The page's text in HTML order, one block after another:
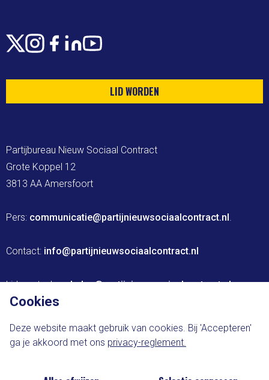
X Instagram
Facebook
LinkedIn
Youtube
LID WORDEN
Partijbureau Nieuw Sociaal Contract
Grote Koppel 12
3813 AA Amersfoort
Pers: communicatie@partijnieuwsociaalcontract.nl.
Contact: info@partijnieuwsociaalcontract.nl
Lidmaatschap: leden@partijnieuwsociaalcontract.nl
Cookie-voorkeuren
Cookies
Deze website maakt gebruik van cookies. Bij 'Accepteren'
ga je akkoord met ons privacy-reglement.